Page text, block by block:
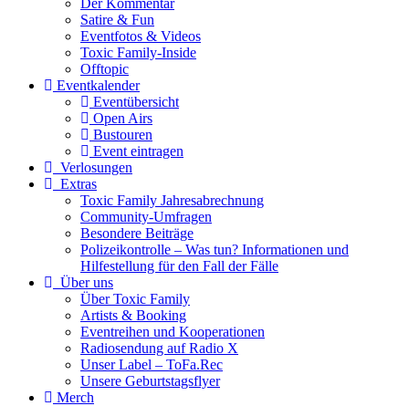
Der Kommentar
Satire & Fun
Eventfotos & Videos
Toxic Family-Inside
Offtopic
Eventkalender
Eventübersicht
Open Airs
Bustouren
Event eintragen
Verlosungen
Extras
Toxic Family Jahresabrechnung
Community-Umfragen
Besondere Beiträge
Polizeikontrolle – Was tun? Informationen und
Hilfestellung für den Fall der Fälle
Über uns
Über Toxic Family
Artists & Booking
Eventreihen und Kooperationen
Radiosendung auf Radio X
Unser Label – ToFa.Rec
Unsere Geburtstagsflyer
Merch